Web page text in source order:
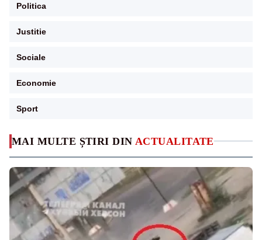
MAI MULTE ȘTIRI DIN ACTUALITATE
Politica
Justitie
Sociale
Economie
Sport